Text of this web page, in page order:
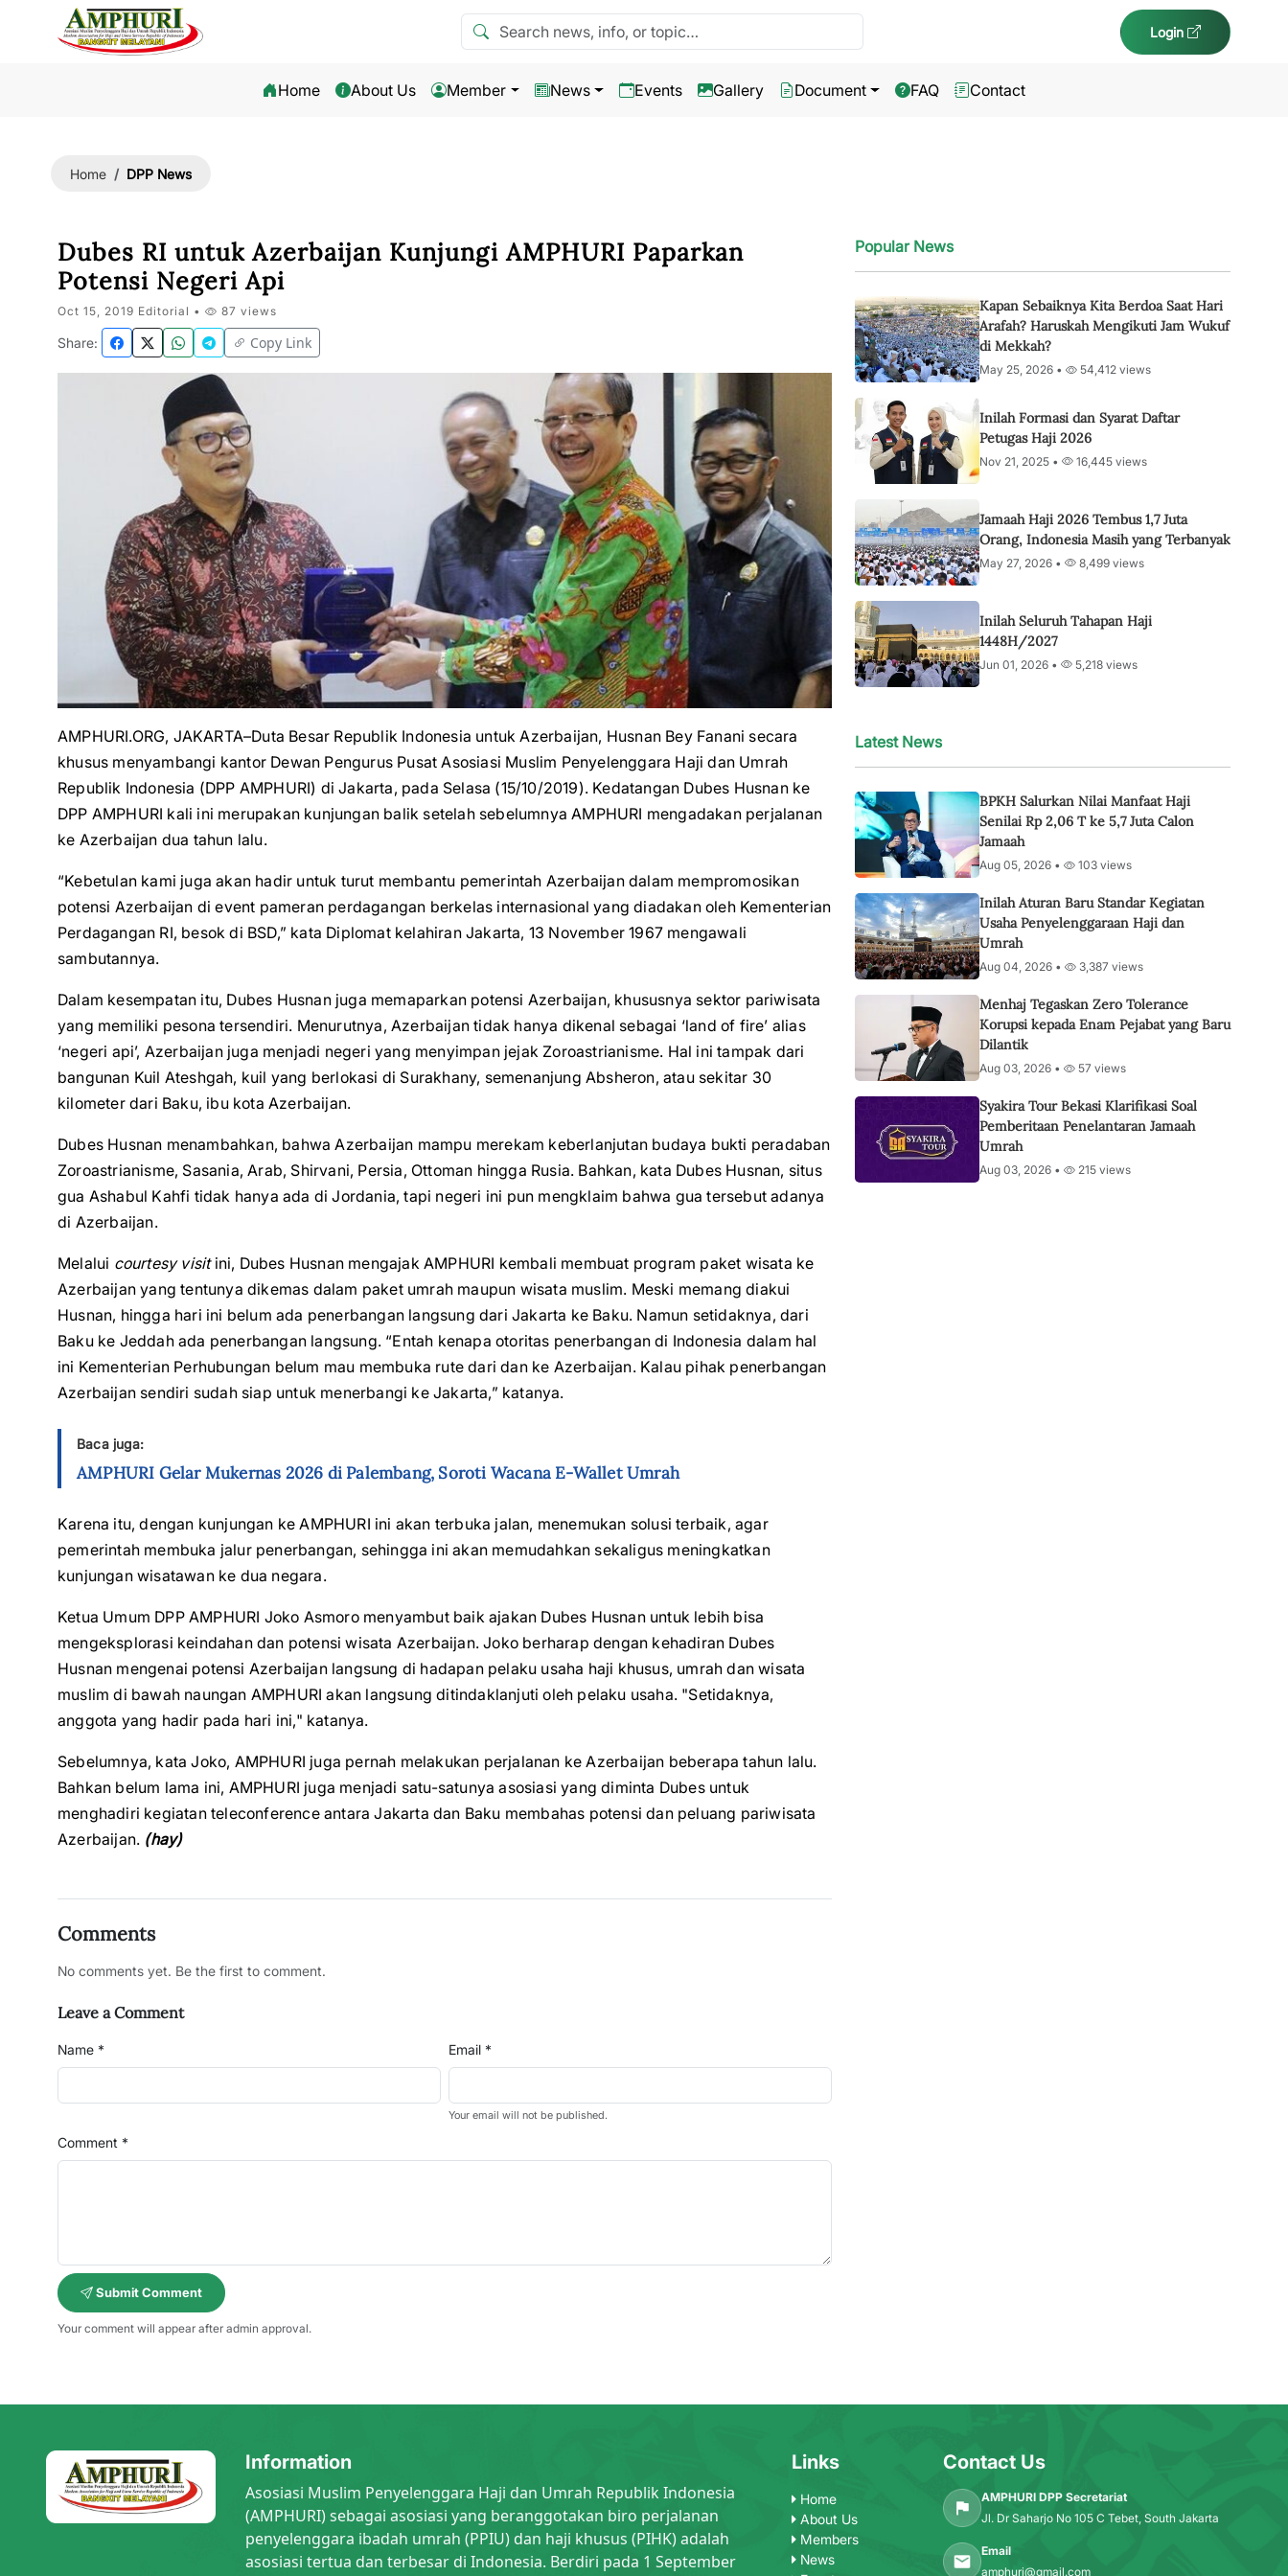
Search news Login
Home About Us Member News Events Gallery Document FAQ Contact
Home DPP News
Dubes RI untuk Azerbaijan Kunjungi AMPHURI Paparkan
Potensi Negeri Api
Oct 15, 2019 Editorial • 87 views
Share: Copy Link
AMPHURI.ORG, JAKARTA–Duta Besar Republik Indonesia untuk Azerbaijan, Husnan Bey Fanani secara
khusus menyambangi kantor Dewan Pengurus Pusat Asosiasi Muslim Penyelenggara Haji dan Umrah
Republik Indonesia (DPP AMPHURI) di Jakarta, pada Selasa (15/10/2019). Kedatangan Dubes Husnan ke
DPP AMPHURI kali ini merupakan kunjungan balik setelah sebelumnya AMPHURI mengadakan perjalanan
ke Azerbaijan dua tahun lalu.
“Kebetulan kami juga akan hadir untuk turut membantu pemerintah Azerbaijan dalam mempromosikan
potensi Azerbaijan di event pameran perdagangan berkelas internasional yang diadakan oleh Kementerian
Perdagangan RI, besok di BSD,” kata Diplomat kelahiran Jakarta, 13 November 1967 mengawali
sambutannya.
Dalam kesempatan itu, Dubes Husnan juga memaparkan potensi Azerbaijan, khususnya sektor pariwisata
yang memiliki pesona tersendiri. Menurutnya, Azerbaijan tidak hanya dikenal sebagai ‘land of fire’ alias
‘negeri api’, Azerbaijan juga menjadi negeri yang menyimpan jejak Zoroastrianisme. Hal ini tampak dari
bangunan Kuil Ateshgah, kuil yang berlokasi di Surakhany, semenanjung Absheron, atau sekitar 30
kilometer dari Baku, ibu kota Azerbaijan.
Dubes Husnan menambahkan, bahwa Azerbaijan mampu merekam keberlanjutan budaya bukti peradaban
Zoroastrianisme, Sasania, Arab, Shirvani, Persia, Ottoman hingga Rusia. Bahkan, kata Dubes Husnan, situs
gua Ashabul Kahfi tidak hanya ada di Jordania, tapi negeri ini pun mengklaim bahwa gua tersebut adanya
di Azerbaijan.
Melalui courtesy visitini, Dubes Husnan mengajak AMPHURI kembali membuat program paket wisata ke
Azerbaijan yang tentunya dikemas dalam paket umrah maupun wisata muslim. Meski memang diakui
Husnan, hingga hari ini belum ada penerbangan langsung dari Jakarta ke Baku. Namun setidaknya, dari
Baku ke Jeddah ada penerbangan langsung. “Entah kenapa otoritas penerbangan di Indonesia dalam hal
ini Kementerian Perhubungan belum mau membuka rute dari dan ke Azerbaijan. Kalau pihak penerbangan
Azerbaijan sendiri sudah siap untuk menerbangi ke Jakarta,” katanya.
Baca juga:
AMPHURI Gelar Mukernas 2026 di Palembang, Soroti Wacana E-Wallet Umrah
Karena itu, dengan kunjungan ke AMPHURI ini akan terbuka jalan, menemukan solusi terbaik, agar
pemerintah membuka jalur penerbangan, sehingga ini akan memudahkan sekaligus meningkatkan
kunjungan wisatawan ke dua negara.
Ketua Umum DPP AMPHURI Joko Asmoro menyambut baik ajakan Dubes Husnan untuk lebih bisa
mengeksplorasi keindahan dan potensi wisata Azerbaijan. Joko berharap dengan kehadiran Dubes
Husnan mengenai potensi Azerbaijan langsung di hadapan pelaku usaha haji khusus, umrah dan wisata
muslim di bawah naungan AMPHURI akan langsung ditindaklanjuti oleh pelaku usaha. "Setidaknya,
anggota yang hadir pada hari ini," katanya.
Sebelumnya, kata Joko, AMPHURI juga pernah melakukan perjalanan ke Azerbaijan beberapa tahun lalu.
Bahkan belum lama ini, AMPHURI juga menjadi satu-satunya asosiasi yang diminta Dubes untuk
menghadiri kegiatan teleconference antara Jakarta dan Baku membahas potensi dan peluang pariwisata
Azerbaijan. (hay)
Comments
No comments yet. Be the first to comment.
Leave a Comment
Name * Email *
Your email will not be published.
Comment *
Submit Comment
Your comment will appear after admin approval.
Popular News
Kapan Sebaiknya Kita Berdoa Saat Hari
Arafah? Haruskah Mengikuti Jam Wukuf
di Mekkah?
May 25, 2026 • 54,412 views
Inilah Formasi dan Syarat Daftar
Petugas Haji 2026
Nov 21, 2025 • 16,445 views
Jamaah Haji 2026 Tembus 1,7 Juta
Orang, Indonesia Masih yang Terbanyak
May 27, 2026 • 8,499 views
Inilah Seluruh Tahapan Haji
1448H/2027
Jun 01, 2026 • 5,218 views
Latest News
BPKH Salurkan Nilai Manfaat Haji
Senilai Rp 2,06 T ke 5,7 Juta Calon
Jamaah
Aug 05, 2026 • 103 views
Inilah Aturan Baru Standar Kegiatan
Usaha Penyelenggaraan Haji dan
Umrah
Aug 04, 2026 • 3,387 views
Menhaj Tegaskan Zero Tolerance
Korupsi kepada Enam Pejabat yang Baru
Dilantik
Aug 03, 2026 • 57 views
Syakira Tour Bekasi Klarifikasi Soal
Pemberitaan Penelantaran Jamaah
Umrah
Aug 03, 2026 • 215 views
Information
Asosiasi Muslim Penyelenggara Haji dan Umrah Republik Indonesia
(AMPHURI) sebagai asosiasi yang beranggotakan biro perjalanan
penyelenggara ibadah umrah (PPIU) dan haji khusus (PIHK) adalah
asosiasi tertua dan terbesar di Indonesia. Berdiri pada 1 September
Links
Home
About Us
Members
News
Contact Us
AMPHURI DPP Secretariat
Jl. Dr Saharjo No 105 C Tebet, South Jakarta
Email
amphuri@gmail.com